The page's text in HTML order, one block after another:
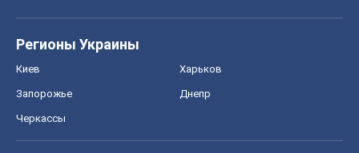
Регионы Украины
Киев Харьков
Запорожье Днепр
Черкассы